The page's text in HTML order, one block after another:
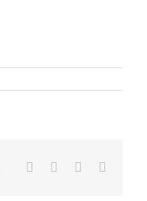
Facebook LinkedIn